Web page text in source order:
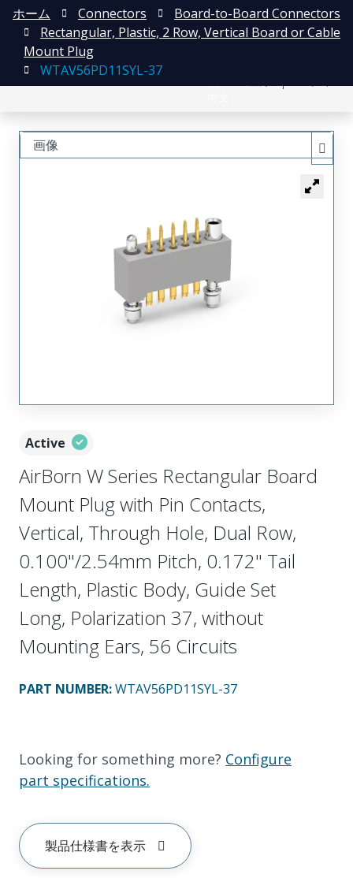
ホーム Connectors
Board-to-Board Connectors
Rectangular, Plastic, 2 Row, Vertical Board or Cable
Mount Plug
WTAV56PD11SYL-37
Active
AirBorn W Series Rectangular Board
Mount Plug with Pin Contacts,
Vertical, Through Hole, Dual Row,
0.100"/2.54mm Pitch, 0.172" Tail
Length, Plastic Body, Guide Set
Long, Polarization 37, without
Mounting Ears, 56 Circuits
PART NUMBER:WTAV56PD11SYL-37
Looking for something more? Configure
part specifications.
製品仕様書を表示
画像